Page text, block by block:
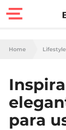
Casa
Home Lifestyle
para